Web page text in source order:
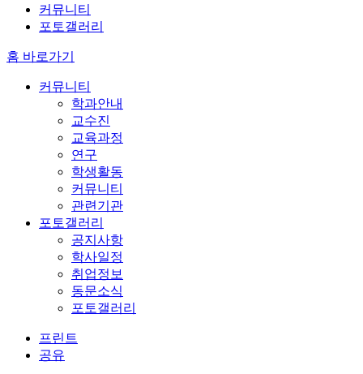
커뮤니티
포토갤러리
홈 바로가기
커뮤니티
학과안내
교수진
교육과정
연구
학생활동
커뮤니티
관련기관
포토갤러리
공지사항
학사일정
취업정보
동문소식
포토갤러리
프린트
공유